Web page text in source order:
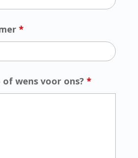
*
wens voor ons? *